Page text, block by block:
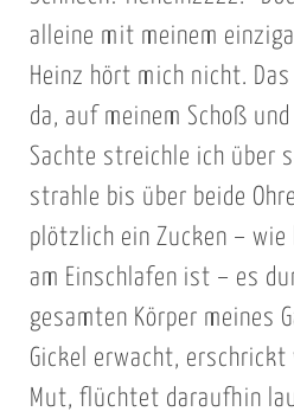
alleine mit meinem
Heinz hört mich nicht.
da, auf meinem Schoß
Sachte streichle ich über
strahle bis über beide
plötzlich ein Zucken – wie
am Einschlafen ist – es
gesamten Körper meines
Gickel erwacht, erschrickt
Mut, flüchtet daraufhin